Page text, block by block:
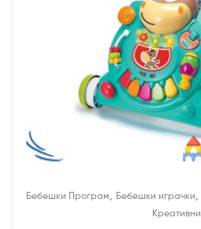
Бебешки Програм, Бебешки играчки,
Креативни